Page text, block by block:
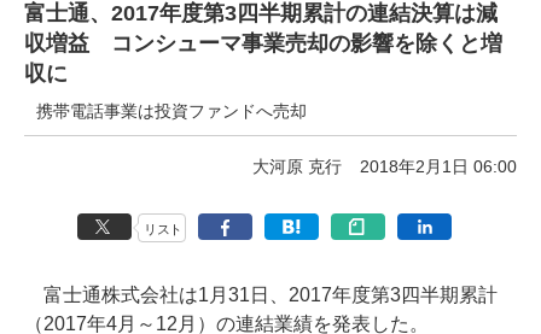
富士通、2017年度第3四半期累計の連結決算は減
収増益 コンシューマ事業売却の影響を除くと増
収に
携帯電話事業は投資ファンドへ売却
大河原 克行 2018年2月1日 06:00
リスト
富士通株式会社は1月31日、2017年度第3四半期累計
（2017年4月～12月）の連結業績を発表した。